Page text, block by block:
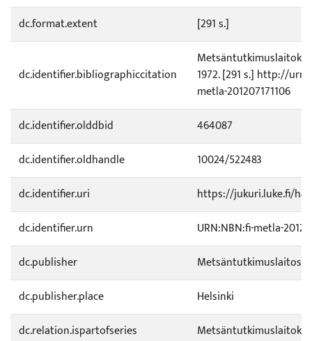
dc.format.extent
[291 s.]
dc.identifier.bibliographiccitation
1972. [291 s.] http://
metla-201207171106
dc.identifier.olddbid
464087
dc.identifier.oldhandle
10024/522483
dc.identifier.uri
https://jukuri.luke.fi/
dc.identifier.urn
URN:NBN:fi-metla-
dc.publisher
Metsäntutkimuslaitos
dc.publisher.place
Helsinki
dc.relation.ispartofseries